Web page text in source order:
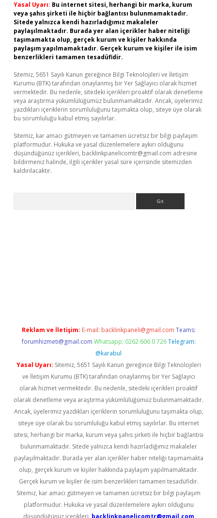
Yasal Uyarı: Bu internet sitesi, herhangi bir marka, kurum
veya şahıs şirketi ile hiçbir bağlantısı bulunmamaktadır.
Sitede yalnızca kendi hazırladığımız makaleler
paylaşılmaktadır. Burada yer alan içerikler haber niteliği
taşımamakta olup, gerçek kurum ve kişiler hakkında
paylaşım yapılmamaktadır. Gerçek kurum ve kişiler ile isim
benzerlikleri tamamen tesadüfidir.
Sitemiz, 5651 Sayılı Kanun gereğince Bilgi Teknolojileri ve İletişim
Kurumu (BTK) tarafından onaylanmış bir Yer Sağlayıcı olarak hizmet
vermektedir. Bu nedenle, sitedeki içerikleri proaktif olarak denetleme
veya araştırma yükümlülüğümüz bulunmamaktadır. Ancak, üyelerimiz
yazdıkları içeriklerin sorumluluğunu taşımakta olup, siteye üye olarak
bu sorumluluğu kabul etmiş sayılırlar.
Sitemiz, kar amacı gütmeyen ve tamamen ücretsiz bir bilgi paylaşım
platformudur. Hukuka ve yasal düzenlemelere aykırı olduğunu
düşündüğünüz içerikleri, backlinkpanelicomtr@gmail.com adresine
bildirmeniz halinde, ilgili içerikler yasal süre içerisinde sitemizden
kaldırılacaktır.
Reklam ve İletişim: E-mail: backlinkpaneli@gmail.com Teams:
forumhizmeti@gmail.com Whatsapp: 0262 606 0 726 Telegram:
@karabul
Yasal Uyarı: Sitemiz, 5651 Sayılı Kanun gereğince Bilgi Teknolojileri
ve İletişim Kurumu (BTK) tarafından onaylanmış bir Yer Sağlayıcı
olarak hizmet vermektedir. Bu nedenle, sitedeki içerikleri proaktif
olarak denetleme veya araştırma yükümlülüğümüz bulunmamaktadır.
Ancak, üyelerimiz yazdıkları içeriklerin sorumluluğunu taşımakta olup,
siteye üye olarak bu sorumluluğu kabul etmiş sayılırlar. Bu internet
sitesi, herhangi bir marka, kurum veya şahıs şirketi ile hiçbir bağlantısı
bulunmamaktadır. Sitede yalnızca kendi hazırladığımız makaleler
paylaşılmaktadır. Burada yer alan içerikler haber niteliği taşımamakta
olup, gerçek kurum ve kişiler hakkında paylaşım yapılmamaktadır.
Gerçek kurum ve kişiler ile isim benzerlikleri tamamen tesadüfidir.
Sitemiz, kar amacı gütmeyen ve tamamen ücretsiz bir bilgi paylaşım
platformudur. Hukuka ve yasal düzenlemelere aykırı olduğunu
düşündüğünüz içerikleri, backlinkpanelicomtr@gmail.com